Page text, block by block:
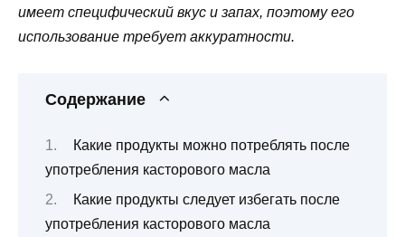
имеет специфический вкус и запах, поэтому его
использование требует аккуратности.
Содержание
Какие продукты можно потреблять после
употребления касторового масла
Какие продукты следует избегать после
употребления касторового масла